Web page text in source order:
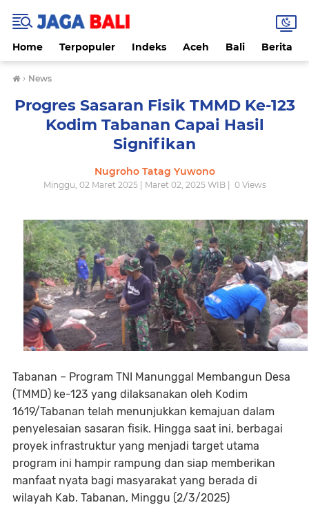
Home Terpopuler Indeks Aceh Bali Berita
› News
Progres Sasaran Fisik TMMD Ke-123
Kodim Tabanan Capai Hasil
Signifikan
Nugroho Tatag Yuwono
Minggu, 02 Maret 2025 | Maret 02, 2025 WIB | 0Views
Tabanan – Program TNI Manunggal Membangun Desa
(TMMD) ke-123 yang dilaksanakan oleh Kodim
1619/Tabanan telah menunjukkan kemajuan dalam
penyelesaian sasaran fisik. Hingga saat ini, berbagai
proyek infrastruktur yang menjadi target utama
program ini hampir rampung dan siap memberikan
manfaat nyata bagi masyarakat yang berada di
wilayah Kab. Tabanan, Minggu (2/3/2025)